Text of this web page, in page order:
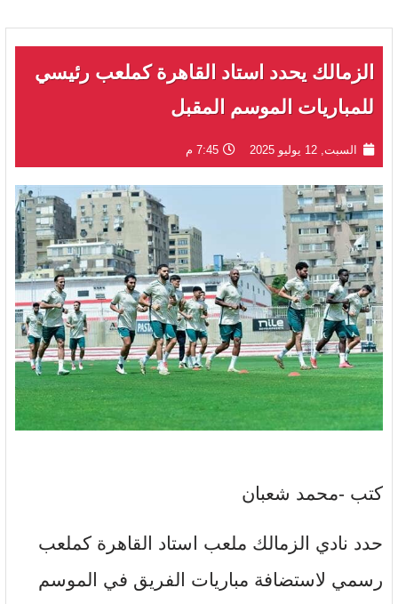
الزمالك يحدد استاد القاهرة كملعب رئيسي
للمباريات الموسم المقبل
السبت, 12 يوليو 2025 7:45 م
كتب -محمد شعبان
حدد نادي الزمالك ملعب استاد القاهرة كملعب
رسمي لاستضافة مباريات الفريق في الموسم